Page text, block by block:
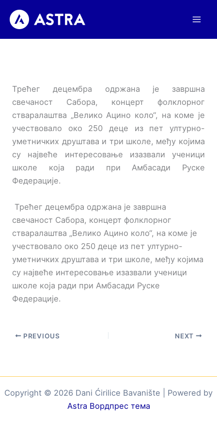
садржај
Трећег децембра одржана је завршна
свечаност Сабора, концерт фолклорног
стваралаштва „Велико Ацино коло“, на коме је
учествовало око 250 деце из пет ултурно-
уметничких друштава и три школе, међу којима
су највеће интересовање изазвали ученици
школе која ради при Амбасади Руске
Федерације.
Трећег децембра одржана је завршна
свечаност Сабора, концерт фолклорног
стваралаштва „Велико Ацино коло“, на коме је
учествовало око 250 деце из пет ултурно-
уметничких друштава и три школе, међу којима
су највеће интересовање изазвали ученици
школе која ради при Амбасади Руске
Федерације.
PREVIOUS NEXT
Copyright © 2026 Dani Ćirilice Bavanište | Powered by
Astra Вордпрес тема